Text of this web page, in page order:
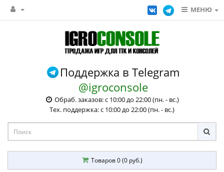
МЕНЮ
Поддержка в Telegram
@igroconsole
Обраб. заказов: с 10:00 до 22:00 (пн. - вс.)
Тех. поддержка: с 10:00 до 22:00 (пн. - вс.)
Товаров 0 (0 руб.)